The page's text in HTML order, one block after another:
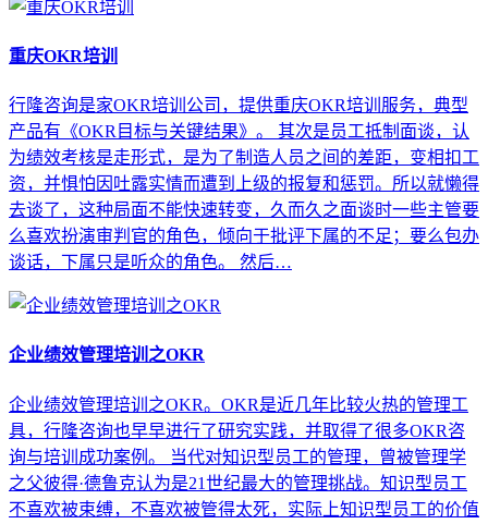
重庆OKR培训
行隆咨询是家OKR培训公司，提供重庆OKR培训服务，典型
产品有《OKR目标与关键结果》。 其次是员工抵制面谈，认
为绩效考核是走形式，是为了制造人员之间的差距，变相扣工
资，并惧怕因吐露实情而遭到上级的报复和惩罚。所以就懒得
去谈了，这种局面不能快速转变，久而久之面谈时一些主管要
么喜欢扮演审判官的角色，倾向于批评下属的不足；要么包办
谈话，下属只是听众的角色。 然后…
企业绩效管理培训之OKR
企业绩效管理培训之OKR。OKR是近几年比较火热的管理工
具，行隆咨询也早早进行了研究实践，并取得了很多OKR咨
询与培训成功案例。 当代对知识型员工的管理，曾被管理学
之父彼得·德鲁克认为是21世纪最大的管理挑战。知识型员工
不喜欢被束缚，不喜欢被管得太死，实际上知识型员工的价值